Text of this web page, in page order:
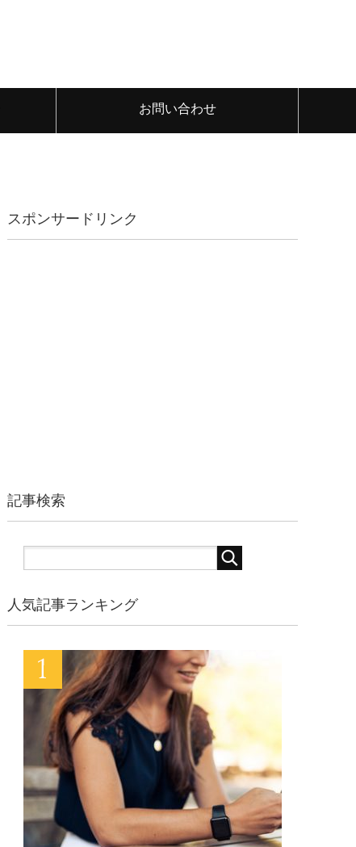
お問い合わせ
スポンサードリンク
記事検索
人気記事ランキング